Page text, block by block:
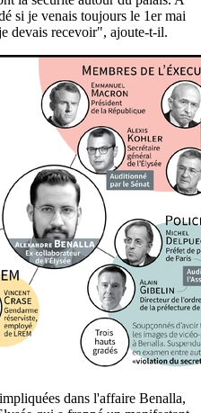
si je venais toujours le 1er mai
devais recevoir", ajoute-t-il.
dans l'affaire Benalla,